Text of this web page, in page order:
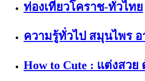
ท่องเที่ยวโคราช-ทั่วไทย
ความรู้ทั่วไป สมุนไพร อ
How to Cute : แต่งสวย